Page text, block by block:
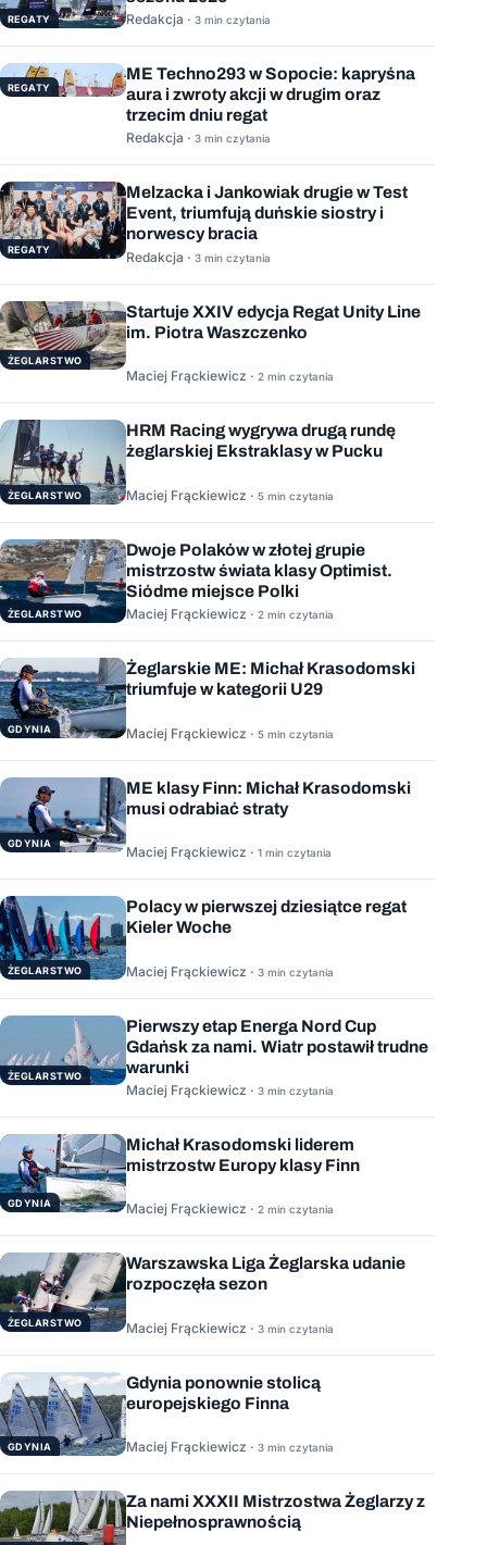
REGATY Redakcja · 3 min czytania
REGATY
ME Techno293 w Sopocie: kapryśna
aura i zwroty akcji w drugim oraz
trzecim dniu regat
Redakcja · 3 min czytania
REGATY
Melzacka i Jankowiak drugie w Test
Event, triumfują duńskie siostry i
norwescy bracia
Redakcja · 3 min czytania
ŻEGLARSTWO
Startuje XXIV edycja Regat Unity Line
im. Piotra Waszczenko
Maciej Frąckiewicz · 2 min czytania
ŻEGLARSTWO
HRM Racing wygrywa drugą rundę
żeglarskiej Ekstraklasy w Pucku
Maciej Frąckiewicz · 5 min czytania
ŻEGLARSTWO
Dwoje Polaków w złotej grupie
mistrzostw świata klasy Optimist.
Siódme miejsce Polki
Maciej Frąckiewicz · 2 min czytania
GDYNIA
Żeglarskie ME: Michał Krasodomski
triumfuje w kategorii U29
Maciej Frąckiewicz · 5 min czytania
GDYNIA
ME klasy Finn: Michał Krasodomski
musi odrabiać straty
Maciej Frąckiewicz · 1 min czytania
ŻEGLARSTWO
Polacy w pierwszej dziesiątce regat
Kieler Woche
Maciej Frąckiewicz · 3 min czytania
ŻEGLARSTWO
Pierwszy etap Energa Nord Cup
Gdańsk za nami. Wiatr postawił trudne
warunki
Maciej Frąckiewicz · 3 min czytania
GDYNIA
Michał Krasodomski liderem
mistrzostw Europy klasy Finn
Maciej Frąckiewicz · 2 min czytania
ŻEGLARSTWO
Warszawska Liga Żeglarska udanie
rozpoczęła sezon
Maciej Frąckiewicz · 3 min czytania
GDYNIA
Gdynia ponownie stolicą
europejskiego Finna
Maciej Frąckiewicz · 3 min czytania
Za nami XXXII Mistrzostwa Żeglarzy z
Niepełnosprawnością